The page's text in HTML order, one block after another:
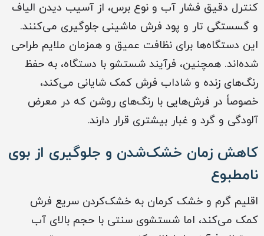
کنترل دقیق فشار آب و نوع برس، از آسیب دیدن الیاف
و گسستگی تار و پود فرش ماشینی جلوگیری می‌کنند.
این دستگاه‌ها برای نظافت عمیق و همزمان ملایم طراحی
شده‌اند. همچنین، فرآیند شستشو با دستگاه، به حفظ
رنگ‌های زنده و شاداب فرش کمک شایانی می‌کند،
خصوصاً در فرش‌هایی با رنگ‌های روشن که در معرض
آلودگی و گرد و غبار بیشتری قرار دارند.
کاهش زمان خشک‌شدن و جلوگیری از بوی
نامطبوع
اقلیم گرم و خشک کرمان به خشک‌کردن سریع فرش
کمک می‌کند، اما شستشوی سنتی با حجم بالای آب